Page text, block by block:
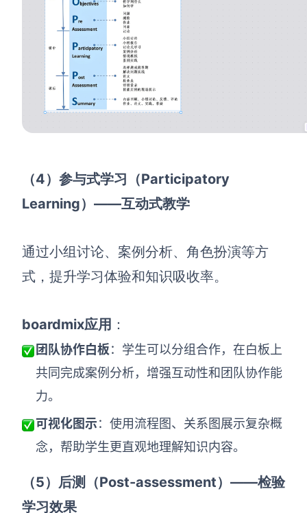
（4）参与式学习（Participatory
Learning）——互动式教学
通过小组讨论、案例分析、角色扮演等方
式，提升学习体验和知识吸收率。
boardmix应用 ：
团队协作白板：学生可以分组合作，在白板上
共同完成案例分析，增强互动性和团队协作能
力。
可视化图示：使用流程图、关系图展示复杂概
念，帮助学生更直观地理解知识内容。
（5）后测（Post-assessment）——检验
学习效果